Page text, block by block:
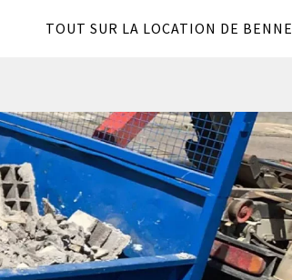
TOUT SUR LA LOCATION DE BENNE